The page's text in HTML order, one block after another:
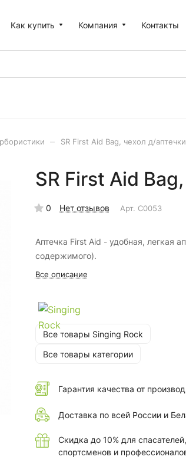
Как купить Компания Контакты
SR First Aid Bag, чехол д/аптечки
SR First Aid
0 Нет отзывов Арт. C0053
Аптечка First Aid - удобная, легкая
содержимого).
Все описание
Все товары Singing Rock
Все товары категории
Гарантия качества от
Доставка по всей России и
Скидка до 10% для спасателей,
спортсменов и